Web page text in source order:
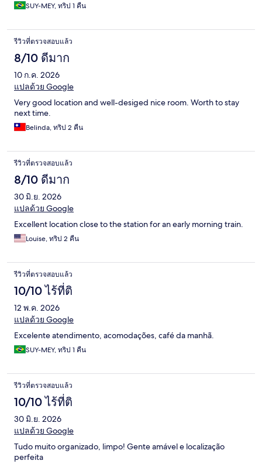
SUY-MEY, ทริป 1 คืน
รีวิวที่ตรวจสอบแล้ว
8/10 ดีมาก
10 ก.ค. 2026
แปลด้วย Google
Very good location and well-desiged nice room. Worth to stay
next time.
Belinda, ทริป 2 คืน
รีวิวที่ตรวจสอบแล้ว
8/10 ดีมาก
30 มิ.ย. 2026
แปลด้วย Google
Excellent location close to the station for an early morning train.
Louise, ทริป 2 คืน
รีวิวที่ตรวจสอบแล้ว
10/10 ไร้ที่ติ
12 พ.ค. 2026
แปลด้วย Google
Excelente atendimento, acomodações, café da manhã.
SUY-MEY, ทริป 1 คืน
รีวิวที่ตรวจสอบแล้ว
10/10 ไร้ที่ติ
30 มิ.ย. 2026
แปลด้วย Google
Tudo muito organizado, limpo! Gente amável e localização
perfeita